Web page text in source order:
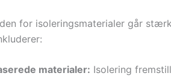
for isoleringsmaterialer går
materialer: Isolering